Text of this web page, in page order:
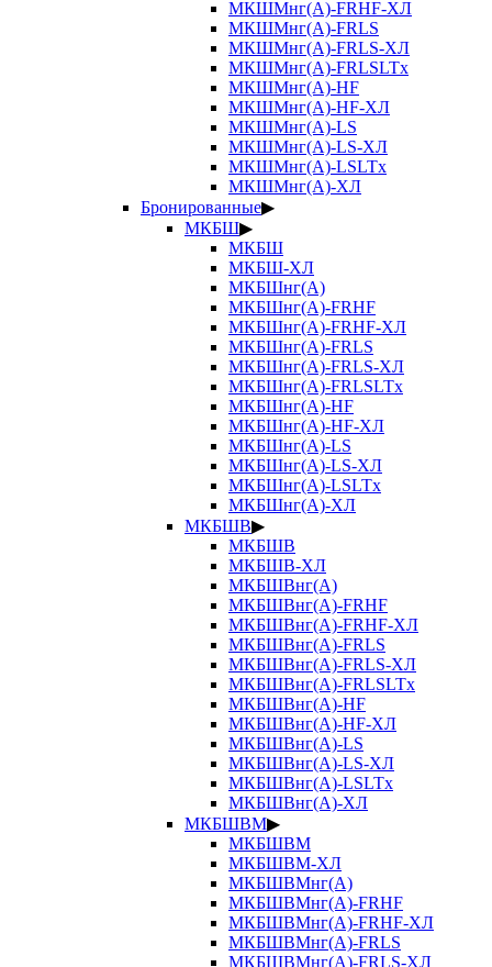
МКШМнг(А)-FRHF-ХЛ
МКШМнг(А)-FRLS
МКШМнг(А)-FRLS-ХЛ
МКШМнг(А)-FRLSLTx
МКШМнг(А)-HF
МКШМнг(А)-HF-ХЛ
МКШМнг(А)-LS
МКШМнг(А)-LS-ХЛ
МКШМнг(А)-LSLTx
МКШМнг(А)-ХЛ
Бронированные▶
МКБШ▶
МКБШ
МКБШ-ХЛ
МКБШнг(А)
МКБШнг(А)-FRHF
МКБШнг(А)-FRHF-ХЛ
МКБШнг(А)-FRLS
МКБШнг(А)-FRLS-ХЛ
МКБШнг(А)-FRLSLTx
МКБШнг(А)-HF
МКБШнг(А)-HF-ХЛ
МКБШнг(А)-LS
МКБШнг(А)-LS-ХЛ
МКБШнг(А)-LSLTx
МКБШнг(А)-ХЛ
МКБШВ▶
МКБШВ
МКБШВ-ХЛ
МКБШВнг(А)
МКБШВнг(А)-FRHF
МКБШВнг(А)-FRHF-ХЛ
МКБШВнг(А)-FRLS
МКБШВнг(А)-FRLS-ХЛ
МКБШВнг(А)-FRLSLTx
МКБШВнг(А)-HF
МКБШВнг(А)-HF-ХЛ
МКБШВнг(А)-LS
МКБШВнг(А)-LS-ХЛ
МКБШВнг(А)-LSLTx
МКБШВнг(А)-ХЛ
МКБШВМ▶
МКБШВМ
МКБШВМ-ХЛ
МКБШВМнг(А)
МКБШВМнг(А)-FRHF
МКБШВМнг(А)-FRHF-ХЛ
МКБШВМнг(А)-FRLS
МКБШВМнг(А)-FRLS-ХЛ